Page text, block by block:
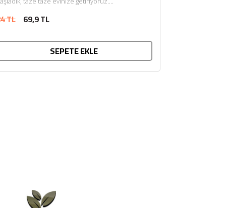
TL 69,9 TL
SEPETE EKLE